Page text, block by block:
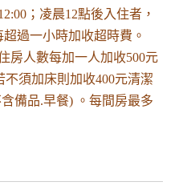
；凌晨12點後入住者，
過一小時加收超時費。
房人數每加一人加收500元
不須加床則加收400元清潔
備品.早餐) 。每間房最多